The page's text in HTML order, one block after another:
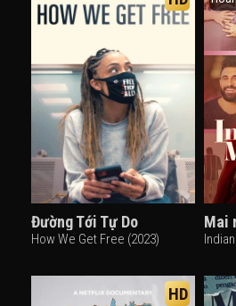
Đường Tới Tự Do
How We Get Free (2023)
Mai
HD